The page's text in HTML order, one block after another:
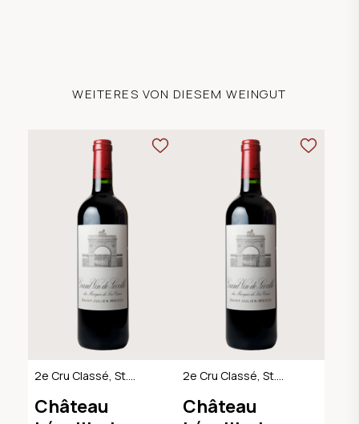
WEITERES VON DIESEM WEINGUT
2e Cru Classé, St.
Château
2e Cru Classé, St.
Château